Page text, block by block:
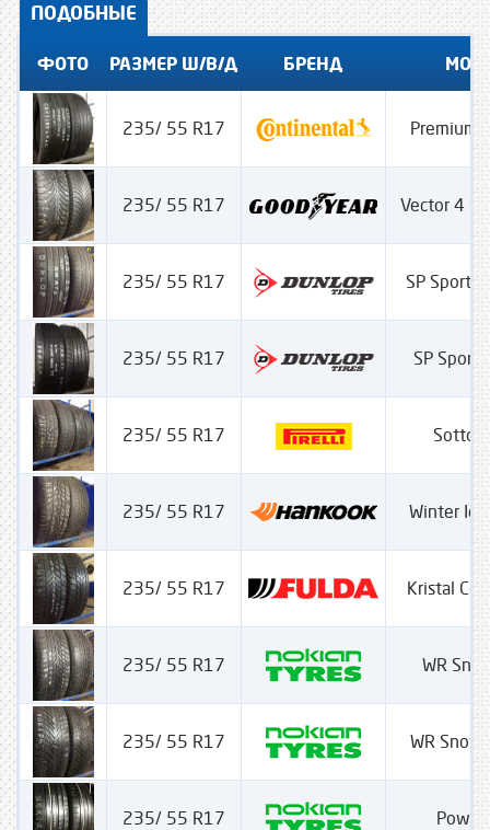
ПОДОБНЫЕ
ФОТО РАЗМЕР Ш/В/Д БРЕНД
235/ 55 R17
235/ 55 R17 Vector 4
235/ 55 R17 SP Sport
235/ 55 R17 SP Sport
235/ 55 R17 Sotto
235/ 55 R17 Winter
235/ 55 R17 Kristal
235/ 55 R17 WR
235/ 55 R17 WR
235/ 55 R17